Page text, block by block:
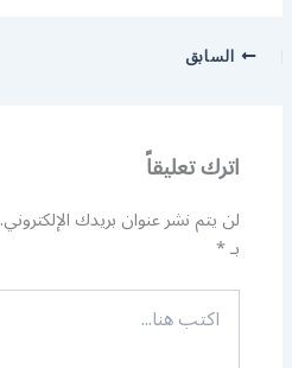
السابق
اترك تعليقاً
لن يتم نشر عنوان بريدك الإلكتروني.
بـ*
اكتب
هنا...